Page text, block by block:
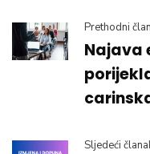
Prethodni
Najava
Sljedeći